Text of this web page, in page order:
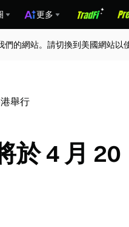
更多
的網站。請切換到美國網站以
舉行
於 4 月